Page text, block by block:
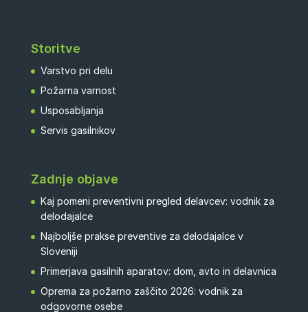
Storitve
Varstvo pri delu
Požarna varnost
Usposabljanja
Servis gasilnikov
Zadnje objave
Kaj pomeni preventivni pregled delavcev: vodnik za
delodajalce
Najboljše prakse preventive za delodajalce v
Sloveniji
Primerjava gasilnih aparatov: dom, avto in delavnica
Oprema za požarno zaščito 2026: vodnik za
odgovorne osebe